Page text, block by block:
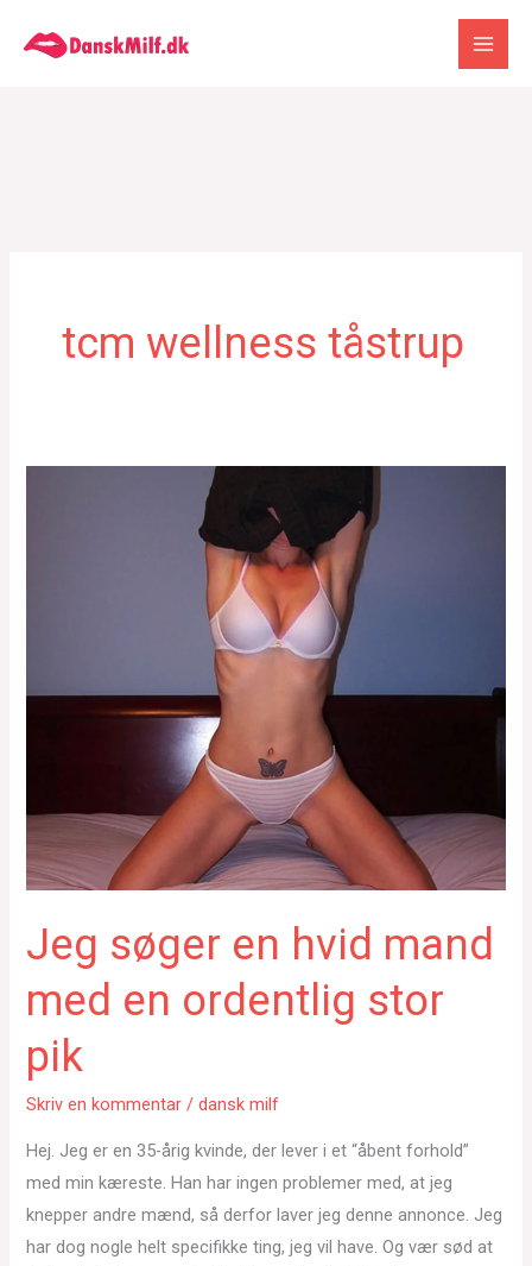
tcm wellness tåstrup
Jeg søger en hvid mand
med en ordentlig stor
pik
Skriv en kommentar /dansk milf
Hej. Jeg er en 35-årig kvinde, der lever i et “åbent forhold”
med min kæreste. Han har ingen problemer med, at jeg
knepper andre mænd, så derfor laver jeg denne annonce. Jeg
har dog nogle helt specifikke ting, jeg vil have. Og vær sød at